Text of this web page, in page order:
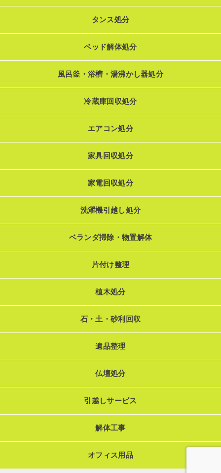
タンス処分
ベッド解体処分
風呂釜・浴槽・湯沸かし器処分
冷蔵庫回収処分
エアコン処分
家具回収処分
家電回収処分
洗濯機引越し処分
ベランダ掃除・物置解体
片付け整理
植木処分
石・土・砂利回収
遺品整理
仏壇処分
引越しサービス
解体工事
オフィス用品